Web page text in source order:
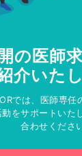
の医師
介いた
では、医師専任
をサポートいた
合わせくださ